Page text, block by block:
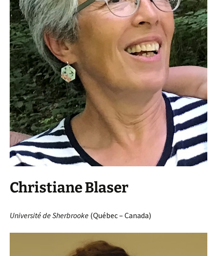
Christiane Blaser
Université de Sherbrooke (Québec – Canada)